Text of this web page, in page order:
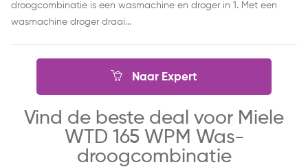
droogcombinatie is een wasmachine en droger in 1. Met een
wasmachine droger draai...
Naar Expert
Vind de beste deal voor Miele
WTD 165 WPM Was-
droogcombinatie